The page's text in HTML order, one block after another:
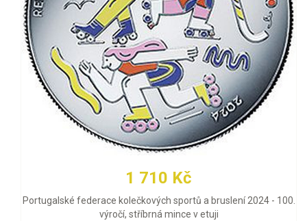
1 710 Kč
Portugalské federace kolečkových sportů a bruslení 2024 - 100.
výročí, stříbrná mince v etuji